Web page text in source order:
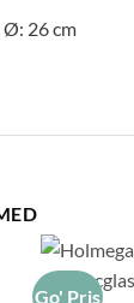
Ø: 26 cm
Go' Pris